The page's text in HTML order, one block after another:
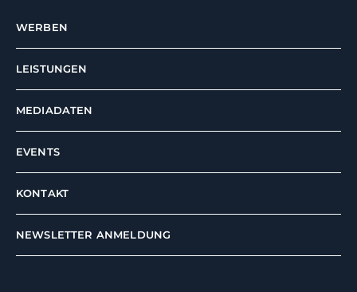
WERBEN
LEISTUNGEN
MEDIADATEN
EVENTS
KONTAKT
NEWSLETTER ANMELDUNG